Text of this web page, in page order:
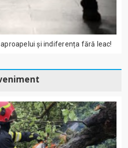
aproapelui și indiferența fără leac!